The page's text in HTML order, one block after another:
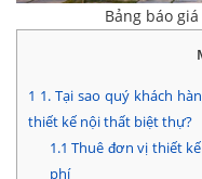
Bảng báo
1 1. Tại sao quý khách
thiết kế nội thất biệt thự?
1.1 Thuê đơn vị thiết
phí